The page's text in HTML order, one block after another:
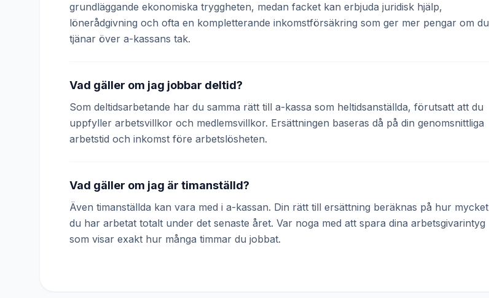
grundläggande ekonomiska tryggheten, medan facket kan erbjuda juridisk hjälp,
lönerådgivning och ofta en kompletterande inkomstförsäkring som ger mer pengar om du
tjänar över a-kassans tak.
Vad gäller om jag jobbar deltid?
Som deltidsarbetande har du samma rätt till a-kassa som heltidsanställda, förutsatt att du
uppfyller arbetsvillkor och medlemsvillkor. Ersättningen baseras då på din genomsnittliga
arbetstid och inkomst före arbetslösheten.
Vad gäller om jag är timanställd?
Även timanställda kan vara med i a-kassan. Din rätt till ersättning beräknas på hur mycket
du har arbetat totalt under det senaste året. Var noga med att spara dina arbetsgivarintyg
som visar exakt hur många timmar du jobbat.